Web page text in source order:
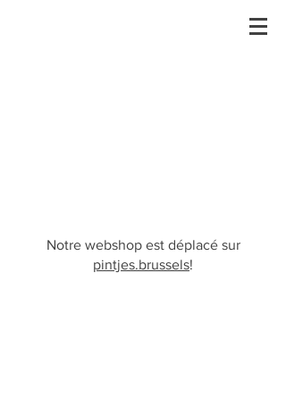
Notre webshop est déplacé sur
pintjes.brussels!